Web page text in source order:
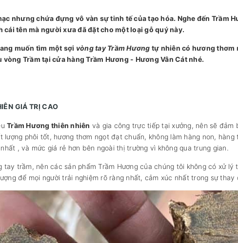
nhưng chứa đựng vô vàn sự tinh tế của tạo hóa. Nghe đến Trầm
tên mà người xưa đã đặt cho một loại gỗ quý này.
muốn tìm một sợi vòng tay Trầm Hương tự nhiên có hương thơm
Trầm tại cửa hàng Trầm Hương - Hương Vân Cát nhé.
GIÁ TRỊ CAO
Trầm Hương thiên nhiên và gia công trực tiếp tại xưởng, nên sẽ
lượng phôi tốt, hương thơm ngọt đạt chuẩn, không làm hàng non,
, và mức giá rẻ hơn bên ngoài thị trường vì không qua trung gian.
trầm, nên các sản phẩm Trầm Hương của chúng tôi không có xử
để mọi người trải nghiệm rõ ràng nhất, cảm xúc nhất trong sự